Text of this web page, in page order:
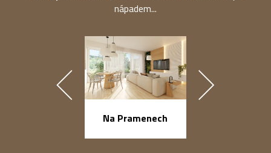
nápadem...
Na Pramenech